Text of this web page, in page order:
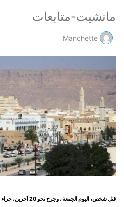
مانشيت-متابعات
Manchette
قتل شخص، اليوم